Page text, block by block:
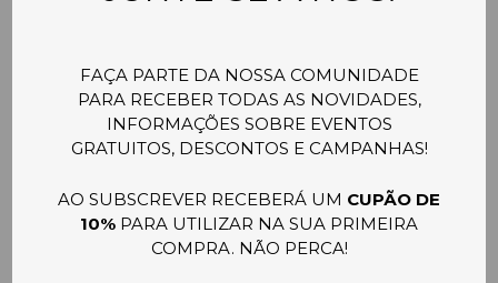
DOSSEL BRANCO- JOLLEIN
45,00 € 31,50 €